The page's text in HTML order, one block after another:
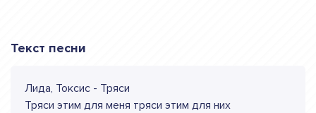
Текст песни
Лида, Токсис - Тряси
Тряси этим для меня тряси этим для них